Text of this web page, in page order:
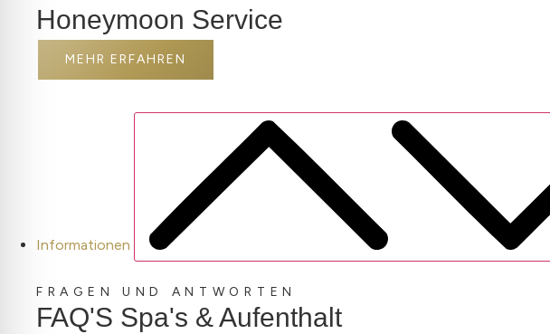
Honeymoon Service
MEHR ERFAHREN
Informationen
FRAGEN UND ANTWORTEN
FAQ'S Spa's & Aufenthalt